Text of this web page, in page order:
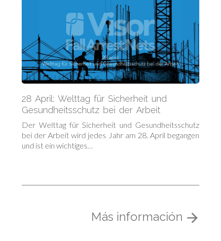
28 April: Welttag für Sicherheit und
Gesundheitsschutz bei der Arbeit
Der Welttag für Sicherheit und Gesundheitsschutz
bei der Arbeit wird jedes Jahr am 28. April begangen
und ist ein wichtiges…
Más información